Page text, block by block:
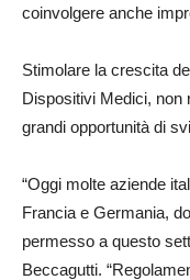
coinvolgere anche
Stimolare la crescita
Dispositivi Medici, non
grandi opportunità di
“Oggi molte aziende
Francia e Germania,
permesso a questo
Beccagutti.